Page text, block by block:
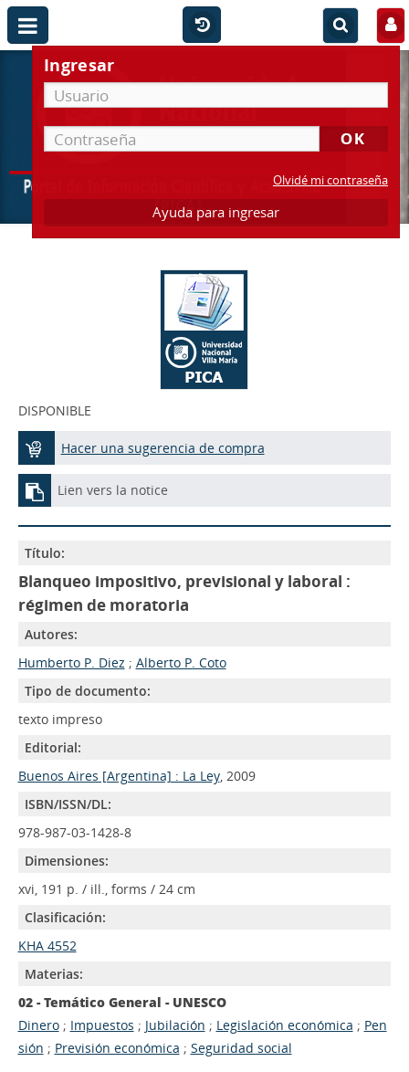
Ingresar
Olvidé mi contraseña
Ayuda para ingresar
DISPONIBLE
Hacer una sugerencia de compra
Lien vers la notice
Título:
Blanqueo impositivo, previsional y laboral :
régimen de moratoria
Autores:
Humberto P. Diez ; Alberto P. Coto
Tipo de documento:
texto impreso
Editorial:
Buenos Aires [Argentina] : La Ley, 2009
ISBN/ISSN/DL:
978-987-03-1428-8
Dimensiones:
xvi, 191 p. / ill., forms / 24 cm
Clasificación:
KHA 4552
Materias:
02 - Temático General - UNESCO
Dinero; Impuestos ; Jubilación ; Legislación económica ; Pen
sión ; Previsión económica ; Seguridad social